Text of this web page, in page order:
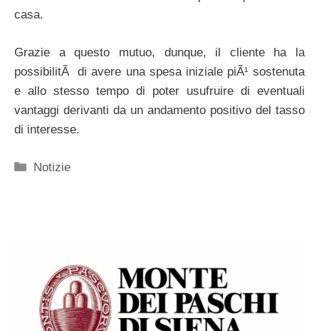
casa.
Grazie a questo mutuo, dunque, il cliente ha la
possibilitÃ di avere una spesa iniziale piÃ¹ sostenuta
e allo stesso tempo di poter usufruire di eventuali
vantaggi derivanti da un andamento positivo del tasso
di interesse.
Categorie
Notizie